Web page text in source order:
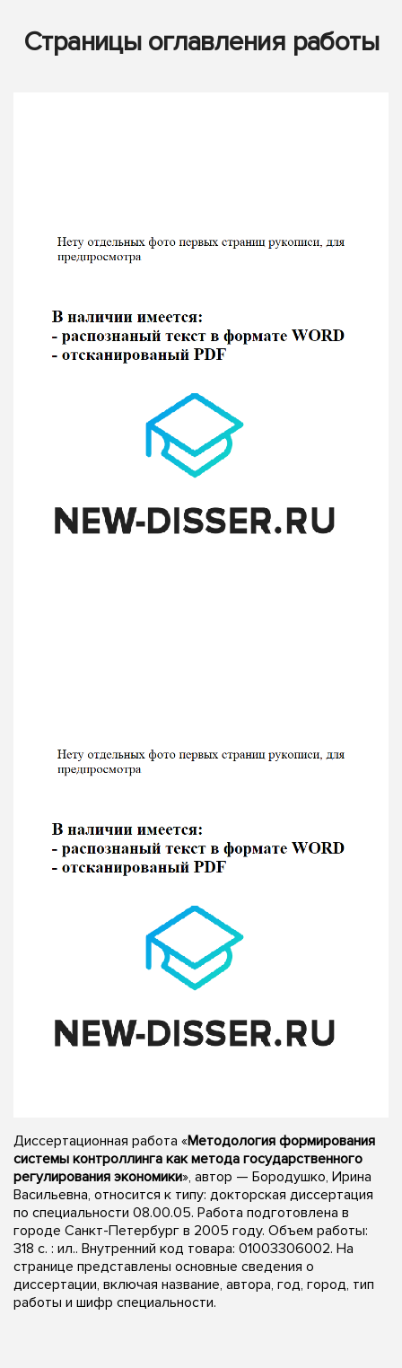
Страницы оглавления работы
Диссертационная работа «Методология формирования
системы контроллинга как метода государственного
регулирования экономики», автор — Бородушко, Ирина
Васильевна, относится к типу: докторская диссертация
по специальности 08.00.05. Работа подготовлена в
городе Санкт-Петербург в 2005 году. Объем работы:
318 с. : ил.. Внутренний код товара: 01003306002. На
странице представлены основные сведения о
диссертации, включая название, автора, год, город, тип
работы и шифр специальности.